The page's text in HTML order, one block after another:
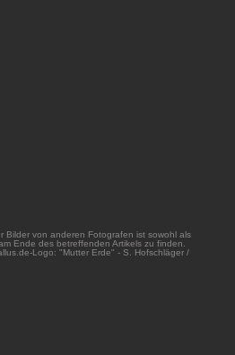
Bilder von anderen Fotografen ist sowohl als
Ende des betreffenden Artikels zu finden.
Logo: "Mutter Erde" - S. Hofschläger /